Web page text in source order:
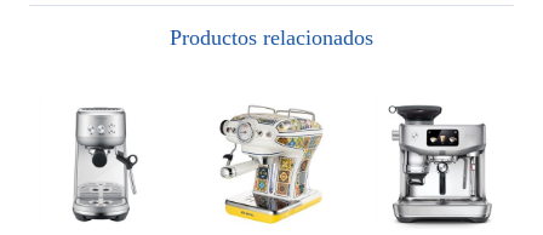
Productos relacionados